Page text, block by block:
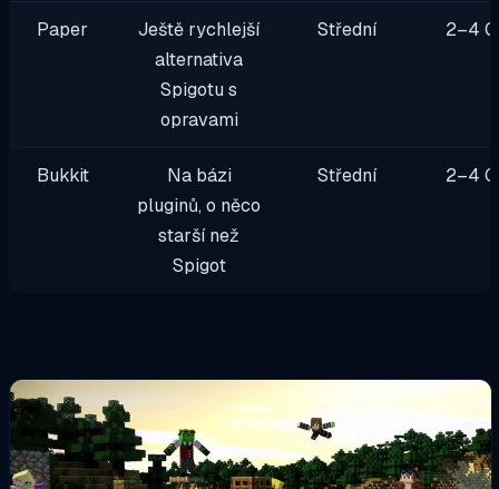
Paper
Ještě rychlejší
alternativa
Spigotu s
opravami
Střední 2–4
Bukkit
Na bázi
pluginů, o něco
starší než
Spigot
Střední 2–4